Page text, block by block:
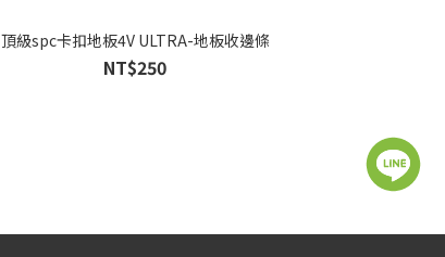
頂級spc卡扣地板4V ULTRA-地板收邊條
NT$250